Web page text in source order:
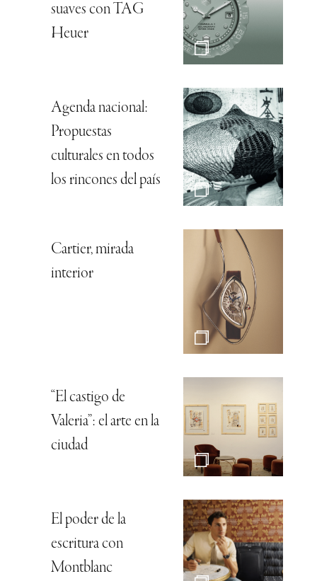
suaves con TAG
Heuer
Agenda nacional:
Propuestas
culturales en todos
los rincones del país
Cartier, mirada
interior
“El castigo de
Valeria”: el arte en la
ciudad
El poder de la
escritura con
Montblanc